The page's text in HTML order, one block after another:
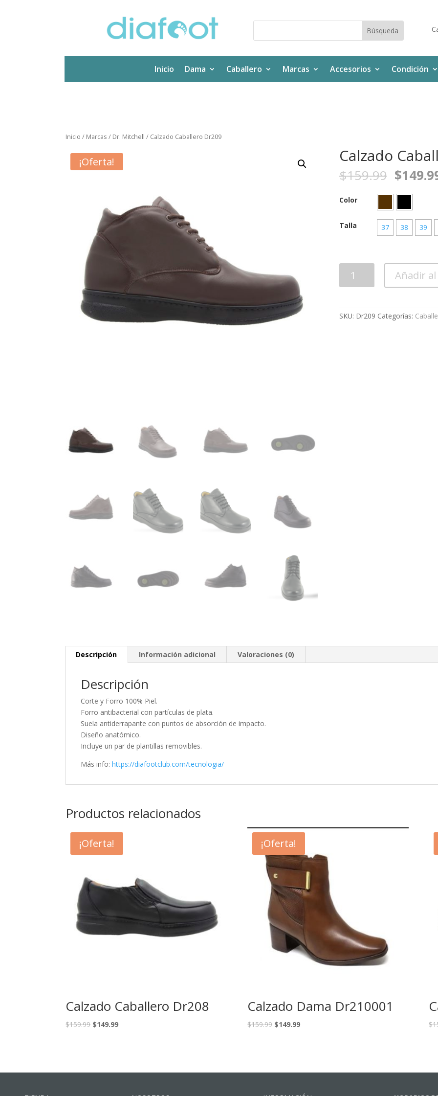
Inicio Dama Caballero Marcas Accesorios Condición
Inicio / Marcas / Dr. Mitchell / Calzado Caballero Dr209
¡Oferta! Calzado
$159.99 $
Color
Talla 37 38 39
Caballero
Añadir
SKU: Dr209 Categorías:
Descripción Información adicional Valoraciones (0)
Descripción
Corte y Forro 100% Piel.
Forro antibacterial con partículas de plata.
Suela antiderrapante con puntos de absorción de impacto.
Diseño anatómico.
Incluye un par de plantillas removibles.
Más info:https://diafootclub.com/tecnologia/
Productos relacionados
¡Oferta!
Calzado Caballero Dr208
$159.99 $149.99
¡Oferta!
Calzado Dama Dr210001
$159.99 $149.99 $